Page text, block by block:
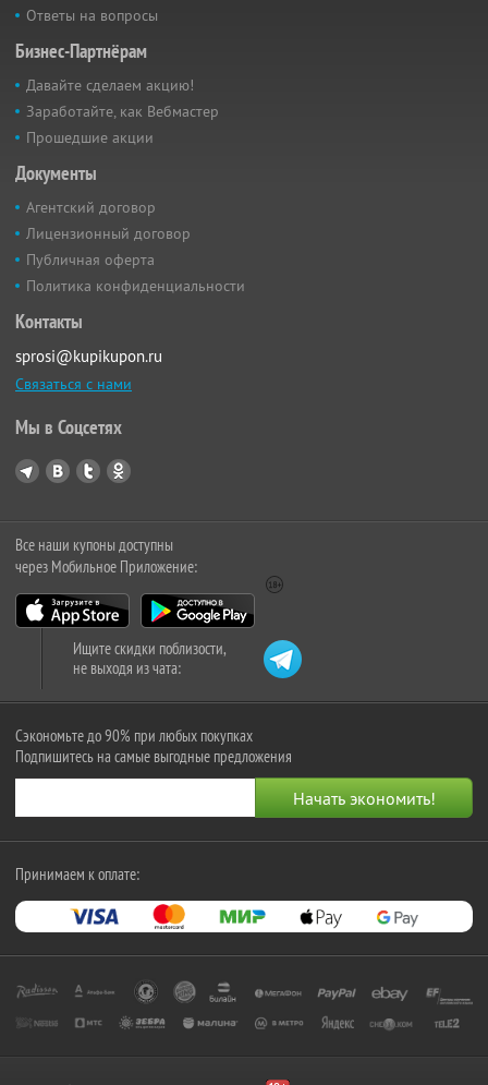
Ответы на вопросы
Бизнес-Партнёрам
Давайте сделаем акцию!
Заработайте, как Вебмастер
Прошедшие акции
Документы
Агентский договор
Лицензионный договор
Публичная оферта
Политика конфиденциальности
Контакты
sprosi@kupikupon.ru
Связаться с нами
Мы в Соцсетях
Все наши купоны доступны
через Мобильное Приложение:
Ищите скидки поблизости,
не выходя из чата:
Сэкономьте до 90% при любых покупках
Подпишитесь на самые выгодные предложения
Принимаем к оплате: